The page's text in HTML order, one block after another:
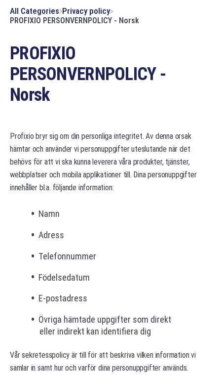
All Categories ​Privacy policy
PROFIXIO PERSONVERNPOLICY - Norsk
PROFIXIO
PERSONVERNPOLICY -
Norsk
Profixio bryr sig om din personliga integritet. Av denna orsak
hämtar och använder vi personuppgifter uteslutande när det
behövs för att vi ska kunna leverera våra produkter, tjänster,
webbplatser och mobila applikationer till. Dina personuppgifter
innehåller bl.a. följande information:
Namn
Adress
Telefonnummer
Födelsedatum
E-postadress
Övriga hämtade uppgifter som direkt
eller indirekt kan identifiera dig
Vår sekretesspolicy är till för att beskriva vilken information vi
samlar in samt hur och varför dina personuppgifter används.